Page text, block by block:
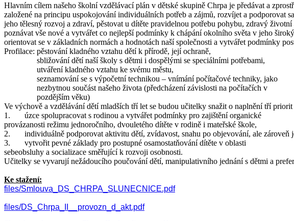
Hlavním cílem našeho školní vzdělávací plán v dětské skupině Chrpa je předávat a
založené na principu uspokojování individuálních potřeb a zájmů, rozvíjet a podporovat
jeho tělesný rozvoj a zdraví, pěstovat u dítěte pravidelnou potřebu pohybu, zdravý
poznávat vše nové a vytvářet co nejlepší podmínky k chápání okolního světa v jeho
orientovat se v základních normách a hodnotách naší společnosti a vytvářet podmínky
Profilace: pěstování kladného vztahu dětí k přírodě, její ochraně,
sbližování dětí naší školy s dětmi i dospělými se speciálními potřebami,
utváření kladného vztahu ke svému městu,
seznamování se s výpočetní technikou – vnímání počítačové techniky, jako
nezbytnou součást našeho života (předcházení závislosti na počítačích v
pozdějším věku)
Ve výchově a vzdělávání dětí mladších tří let se budou učitelky snažit o naplnění tří priorit
1. úzce spolupracovat s rodinou a vytvářet podmínky pro zajištění organické
provázanosti režimu jednoročního, dvouletého dítěte v rodině i mateřské škole,
2. individuálně podporovat aktivitu dětí, zvídavost, snahu po objevování, ale zároveň
3. vytvořit pevné základy pro postupné osamostatňování dítěte v oblasti
sebeobsluhy a socializace směřující k rozvoji osobnosti.
Učitelky se vyvarují nežádoucího poučování dětí, manipulativního jednání s dětmi a
Ke stažení:
files/Smlouva_DS_CHRPA_SLUNECNICE.pdf
files/DS_Chrpa_II__provozn_d_akt.pdf